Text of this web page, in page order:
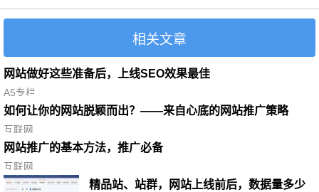
相关文章
网站做好这些准备后，上线SEO效果最佳
A5专栏
如何让你的网站脱颖而出？——来自心底的网站推广策略
互联网
网站推广的基本方法，推广必备
互联网
精品站、站群，网站上线前后，数据量多少